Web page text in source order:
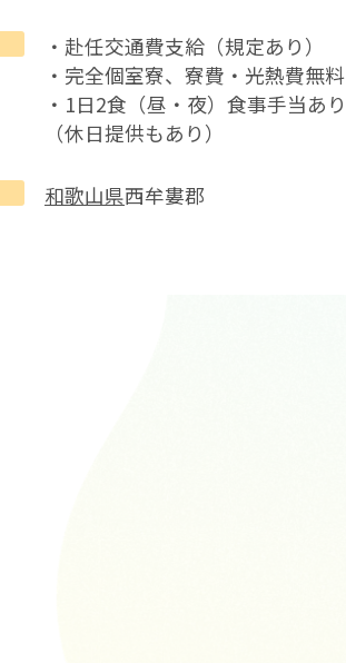
・赴任交通費支給（規定あり）
・完全個室寮、寮費・光熱費無料
・1日2食（昼・夜）食事手当あり
（休日提供もあり）
和歌山県西牟婁郡